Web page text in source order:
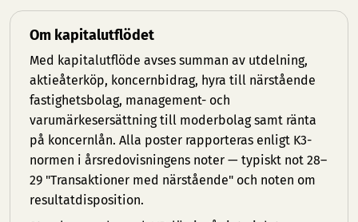
Om kapitalutflödet
Med kapitalutflöde avses summan av utdelning,
aktieåterköp, koncernbidrag, hyra till närstående
fastighetsbolag, management- och
varumärkesersättning till moderbolag samt ränta
på koncernlån. Alla poster rapporteras enligt K3-
normen i årsredovisningens noter — typiskt not 28–
29 "Transaktioner med närstående" och noten om
resultatdisposition.